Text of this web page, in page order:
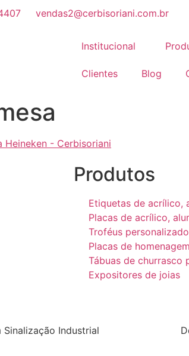
vendas2@cerbisoriani.com.br
Institucional
Clientes Blog
Produtos
Etiquetas de acrílico,
Placas de acrílico,
Troféus
Placas de
Tábuas de churrasco
Expositores de joias
Industrial